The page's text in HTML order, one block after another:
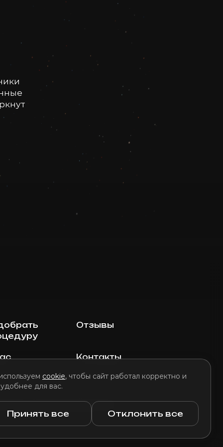
cookie, чтобы сайт работал корректно и
для вас.
Принять все Отклонить все
Отзывы
Контакты
использования файлов cookie